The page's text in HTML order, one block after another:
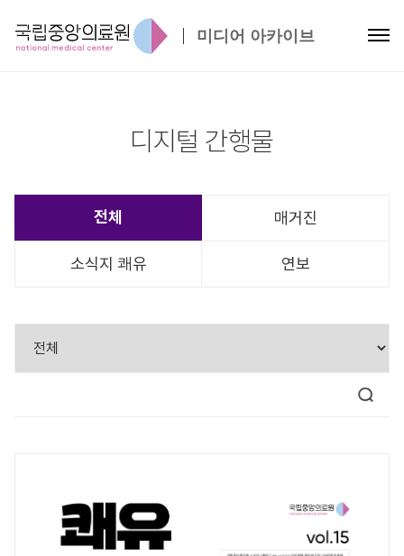
미디어 아카이브
디지털 간행물
전체 매거진
소식지 쾌유 연보